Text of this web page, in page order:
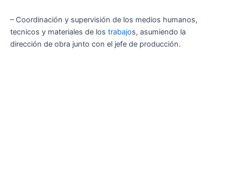
– Coordinación y supervisión de los medios humanos,
tecnicos y materiales de los trabajos, asumiendo la
dirección de obra junto con el jefe de producción.